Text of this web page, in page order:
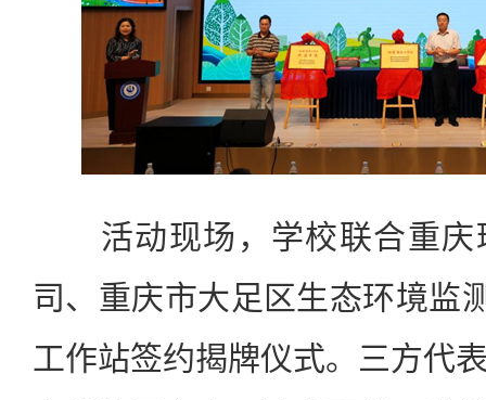
活动现场，学校联合重庆
司、重庆市大足区生态环境监
工作站签约揭牌仪式。三方代